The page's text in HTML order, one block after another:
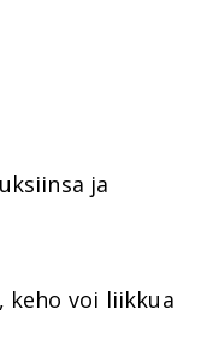
ja
keho voi liikkua